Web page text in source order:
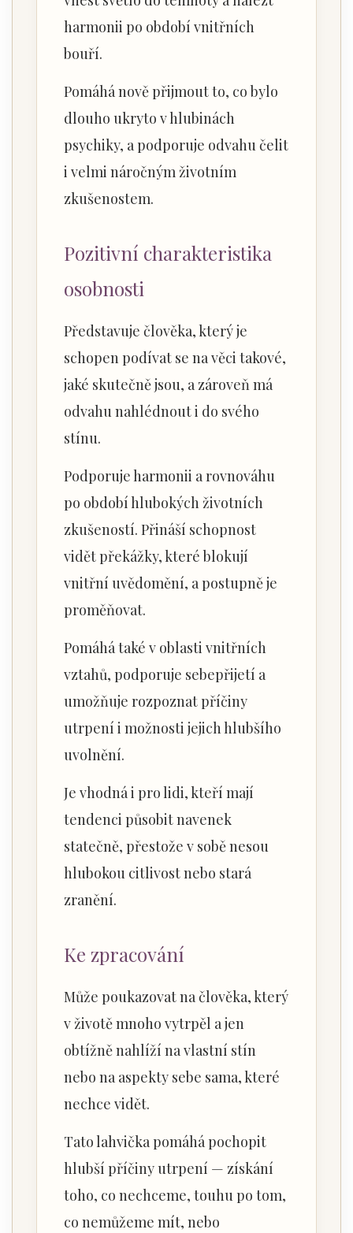
harmonii po období vnitřních
bouří.
Pomáhá nově přijmout to, co bylo
dlouho ukryto v hlubinách
psychiky, a podporuje odvahu čelit
i velmi náročným životním
zkušenostem.
Pozitivní charakteristika
osobnosti
Představuje člověka, který je
schopen podívat se na věci takové,
jaké skutečně jsou, a zároveň má
odvahu nahlédnout i do svého
stínu.
Podporuje harmonii a rovnováhu
po období hlubokých životních
zkušeností. Přináší schopnost
vidět překážky, které blokují
vnitřní uvědomění, a postupně je
proměňovat.
Pomáhá také v oblasti vnitřních
vztahů, podporuje sebepřijetí a
umožňuje rozpoznat příčiny
utrpení i možnosti jejich hlubšího
uvolnění.
Je vhodná i pro lidi, kteří mají
tendenci působit navenek
statečně, přestože v sobě nesou
hlubokou citlivost nebo stará
zranění.
Ke zpracování
Může poukazovat na člověka, který
v životě mnoho vytrpěl a jen
obtížně nahlíží na vlastní stín
nebo na aspekty sebe sama, které
nechce vidět.
Tato lahvička pomáhá pochopit
hlubší příčiny utrpení — získání
toho, co nechceme, touhu po tom,
co nemůžeme mít, nebo